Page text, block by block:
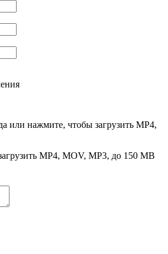
или нажмите, чтобы загрузить MP4,
MP4, MOV, MP3, до 150 MB